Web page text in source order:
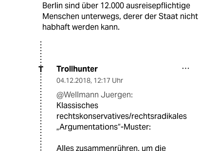
Berlin sind über 12.000 ausreisepflichtige
Menschen unterwegs, derer der Staat nicht
habhaft werden kann.
T Trollhunter
04.12.2018, 12:17 Uhr
@Wellmann Juergen:
Klassisches
rechtskonservatives/rechtsradikales
„Argumentations“-Muster:
Alles zusammenrühren, um die